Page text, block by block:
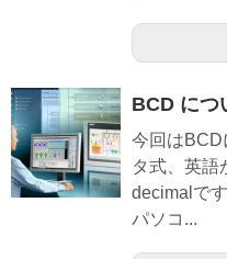
BCD につ
今回はBCD
タ式、英語
decimalで
パソコ...